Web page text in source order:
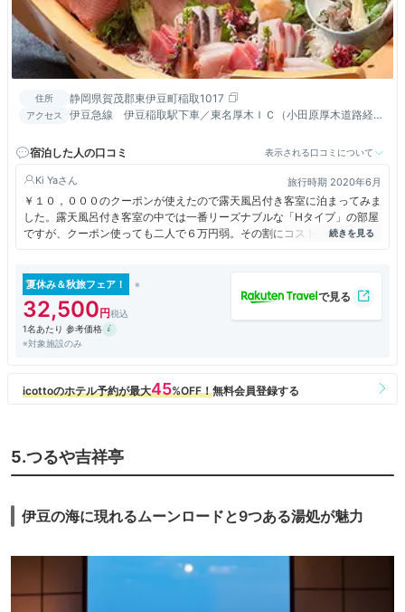
住所 静岡県賀茂郡東伊豆町稲取1017
アクセス
伊豆急線 伊豆稲取駅下車／東名厚木ＩＣ（小田原厚木道路経
宿泊した人の口コミ
表示される口コミについて
Ki Ya 旅行時期 2020年6月
￥１０，０００のクーポンが使えたので露天風呂付き客室に泊まってみま
した。露天風呂付き客室の中では一番リーズナブルな「Hタイプ」の部屋
ですが、クーポン使っても二人で６万円弱。その割にコストパフォーマン
スが悪く感じました。
生臭さが前面に出ていて連れは一口も食べられませんでした。
夕食はボリュームがあったし全体的に美味しかったので残念です。
夏休み＆秋旅フェア！
32,500
1名あたり 参考価格
※対象施設のみ
5.つるや吉祥亭
伊豆の海に現れるムーンロードと9つある湯処が魅力